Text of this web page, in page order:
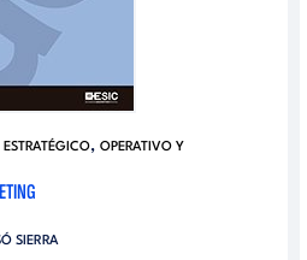
ESTRATÉGICO, OPERATIVO Y
SIERRA